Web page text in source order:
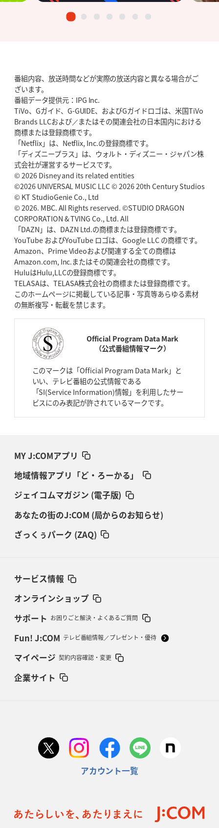
番組内容、放送時間などが実際の放送内容と異なる場合がご
ざいます。
番組データ提供元：IPG Inc.
TiVo、Gガイド、G-GUIDE、およびGガイドロゴは、米国TiVo
Brands LLCおよび／またはその関連会社の日本国内における
商標または登録商標です。
「Netflix」は、Netflix, Inc.の登録商標です。
「ディズニープラス」は、ウォルト・ディズニー・ジャパン株
式会社が運営するサービスです。
© 2026 Disney and its related entities
©2026 UNIVERSAL MUSIC LLC © 2026 20th Century Studios
© KT StudioGenie Co., Ltd
© 2026. MBC. All Rights reserved. ©STUDIO DRAGON
CORPORATION & TVING Co., Ltd. All
「DAZN」は、DAZN Ltd.の商標または登録商標です。
YouTube およびYouTube ロゴは、Google LLC の商標です。
Amazon、Prime Videoおよび関連する全ての商標は
Amazon.com, Inc.またはその関連会社の商標です。
HuluはHulu,LLCの登録商標です。
TELASAは、TELASA株式会社の商標または登録商標です。
このホームページに掲載している記事・写真等あらゆる素材
の無断複写・転載を禁じます。
Official Program Data Mark
（公式番組情報マーク）
このマークは「Official Program Data Mark」と
いい、テレビ番組の公式情報である
「SI(Service Information)情報」を利用したサー
ビスにのみ表記が許されているマークです。
MY J:COMアプリ
地域情報アプリ「ど・ろーかる」
ジェイコムマガジン (電子版)
あなたの街のJ:COM (局からのお知らせ)
ざっくぅパーク (ZAQ)
サービス情報
オンラインショップ
サポート お困りごと解決・よくあるご質問
Fun! J:COM テレビ番組情報／プレゼント・優待
マイページ 契約内容確認・変更
企業サイト
アカウント一覧